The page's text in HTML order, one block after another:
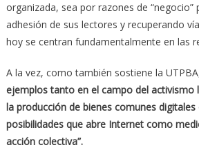
organizada, sea por razones de “negocio”
adhesión de sus lectores y recuperando
hoy se centran fundamentalmente en las
A la vez, como también sostiene la
ejemplos tanto en el campo del activismo
la producción de bienes comunes digitales
posibilidades que abre Internet como
acción colectiva”.